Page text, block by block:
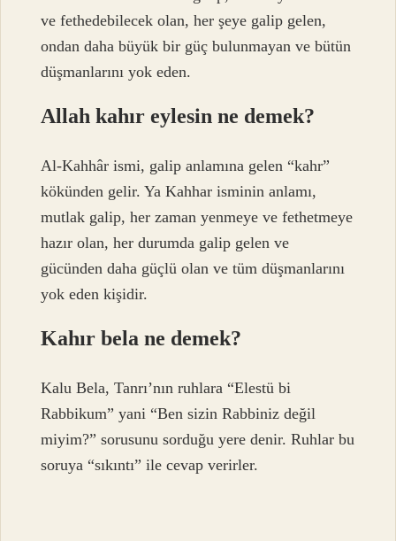
ve fethedebilecek olan, her şeye galip gelen,
ondan daha büyük bir güç bulunmayan ve bütün
düşmanlarını yok eden.
Allah kahır eylesin ne demek?
Al-Kahhâr ismi, galip anlamına gelen “kahr”
kökünden gelir. Ya Kahhar isminin anlamı,
mutlak galip, her zaman yenmeye ve fethetmeye
hazır olan, her durumda galip gelen ve
gücünden daha güçlü olan ve tüm düşmanlarını
yok eden kişidir.
Kahır bela ne demek?
Kalu Bela, Tanrı’nın ruhlara “Elestü bi
Rabbikum” yani “Ben sizin Rabbiniz değil
miyim?” sorusunu sorduğu yere denir. Ruhlar bu
soruya “sıkıntı” ile cevap verirler.